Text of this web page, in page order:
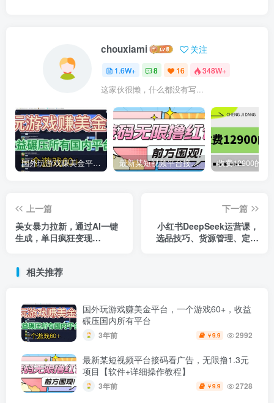
chouxiami 关注
1.6W+ 8 16 348W+
这家伙很懒，什么都没有写...
国外玩游戏赚美金平台，一个游戏60+，收益碾压国内所有平台 最新某短视频平台接码看广告，无限撸1.3元项目【软件+详细操作教程】
上一篇
美女暴力拉新，通过AI一键
生成，单日疯狂变现
下一篇
小红书DeepSeek运营课，
选品技巧、货源管理、定价
相关推荐
国外玩游戏赚美金平台，一个游戏60+，收益
碾压国内所有平台
3年前 ￥9.9 2992
最新某短视频平台接码看广告，无限撸1.3元
项目【软件+详细操作教程】
3年前 ￥9.9 2728